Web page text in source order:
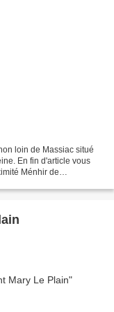
loin de Massiac situé
En fin d'article vous
Ménhir de